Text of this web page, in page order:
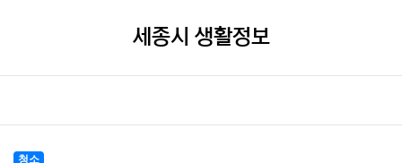
세종시 생활정보
청소